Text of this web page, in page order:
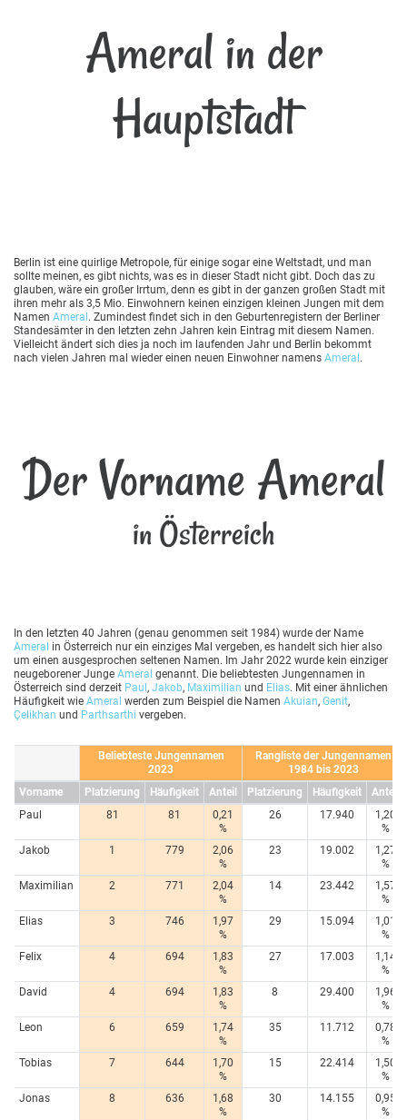
Ameral in der
Hauptstadt
Berlin ist eine quirlige Metropole, für einige sogar eine Weltstadt, und man
sollte meinen, es gibt nichts, was es in dieser Stadt nicht gibt. Doch das zu
glauben, wäre ein großer Irrtum, denn es gibt in der ganzen großen Stadt mit
ihren mehr als 3,5 Mio. Einwohnern keinen einzigen kleinen Jungen mit dem
Namen Ameral . Zumindest findet sich in den Geburtenregistern der Berliner
Standesämter in den letzten zehn Jahren kein Eintrag mit diesem Namen.
Vielleicht ändert sich dies ja noch im laufenden Jahr und Berlin bekommt
nach vielen Jahren mal wieder einen neuen Einwohner namens Ameral .
Der Vorname Ameral
in Österreich
In den letzten 40 Jahren (genau genommen seit 1984) wurde der Name
Ameral in Österreich nur ein einziges Mal vergeben, es handelt sich hier also
um einen ausgesprochen seltenen Namen. Im Jahr 2022 wurde kein einziger
neugeborener Junge Ameral genannt. Die beliebtesten Jungennamen in
Österreich sind derzeit Paul , Jakob, Maximilian und Elias. Mit einer ähnlichen
Häufigkeit wie Ameral werden zum Beispiel die Namen Akuian, Genit,
Çelikhan und Parthsarthi vergeben.
Beliebteste Jungennamen
2023
Rangliste der Jungennamen
1984 bis 2023
Vorname
Platzierung Häufigkeit Anteil Platzierung Häufigkeit
Anteil
Paul
81 81
0,21
%
26 17.940
1,20
%
Jakob
1 779
2,06
%
23 19.002
1,27
%
Maximilian
2 771
2,04
%
14 23.442
1,57
%
Elias
3 746
1,97
%
29 15.094
1,01
%
Felix
4 694
1,83
%
27 17.003
1,14
%
David
4 694
1,83
%
8 29.400
1,96
%
Leon
6 659
1,74
%
35 11.712
0,78
%
Tobias
7 644
1,70
%
15 22.414
1,50
%
Jonas
8 636
1,68
%
30 14.155
0,95
%